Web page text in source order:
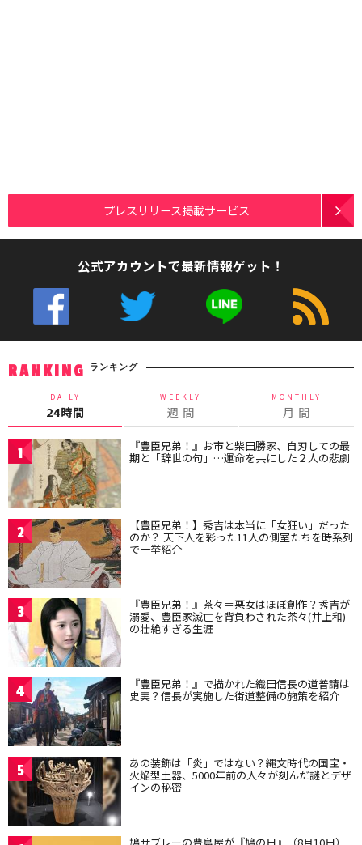
プレスリリース掲載サービス
公式アカウントで最新情報ゲット！
RANKING ランキング
DAILY
24時間
WEEKLY
週 間
MONTHLY
月 間
1 『豊臣兄弟！』お市と柴田勝家、自刃しての最
期と「辞世の句」…運命を共にした２人の悲劇
2 【豊臣兄弟！】秀吉は本当に「女狂い」だった
のか？ 天下人を彩った11人の側室たちを時系列
で一挙紹介
3 『豊臣兄弟！』茶々＝悪女はほぼ創作？秀吉が
溺愛、豊臣家滅亡を背負わされた茶々(井上和)
の壮絶すぎる生涯
4 『豊臣兄弟！』で描かれた織田信長の道普請は
史実？信長が実施した街道整備の施策を紹介
5 あの装飾は「炎」ではない？縄文時代の国宝・
火焔型土器、5000年前の人々が刻んだ謎とデザ
インの秘密